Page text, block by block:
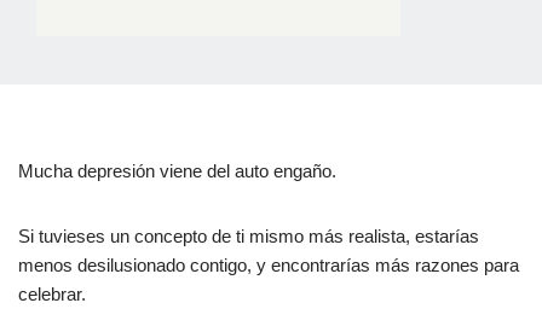
Mucha depresión viene del auto engaño.
Si tuvieses un concepto de ti mismo más realista, estarías
menos desilusionado contigo, y encontrarías más razones para
celebrar.